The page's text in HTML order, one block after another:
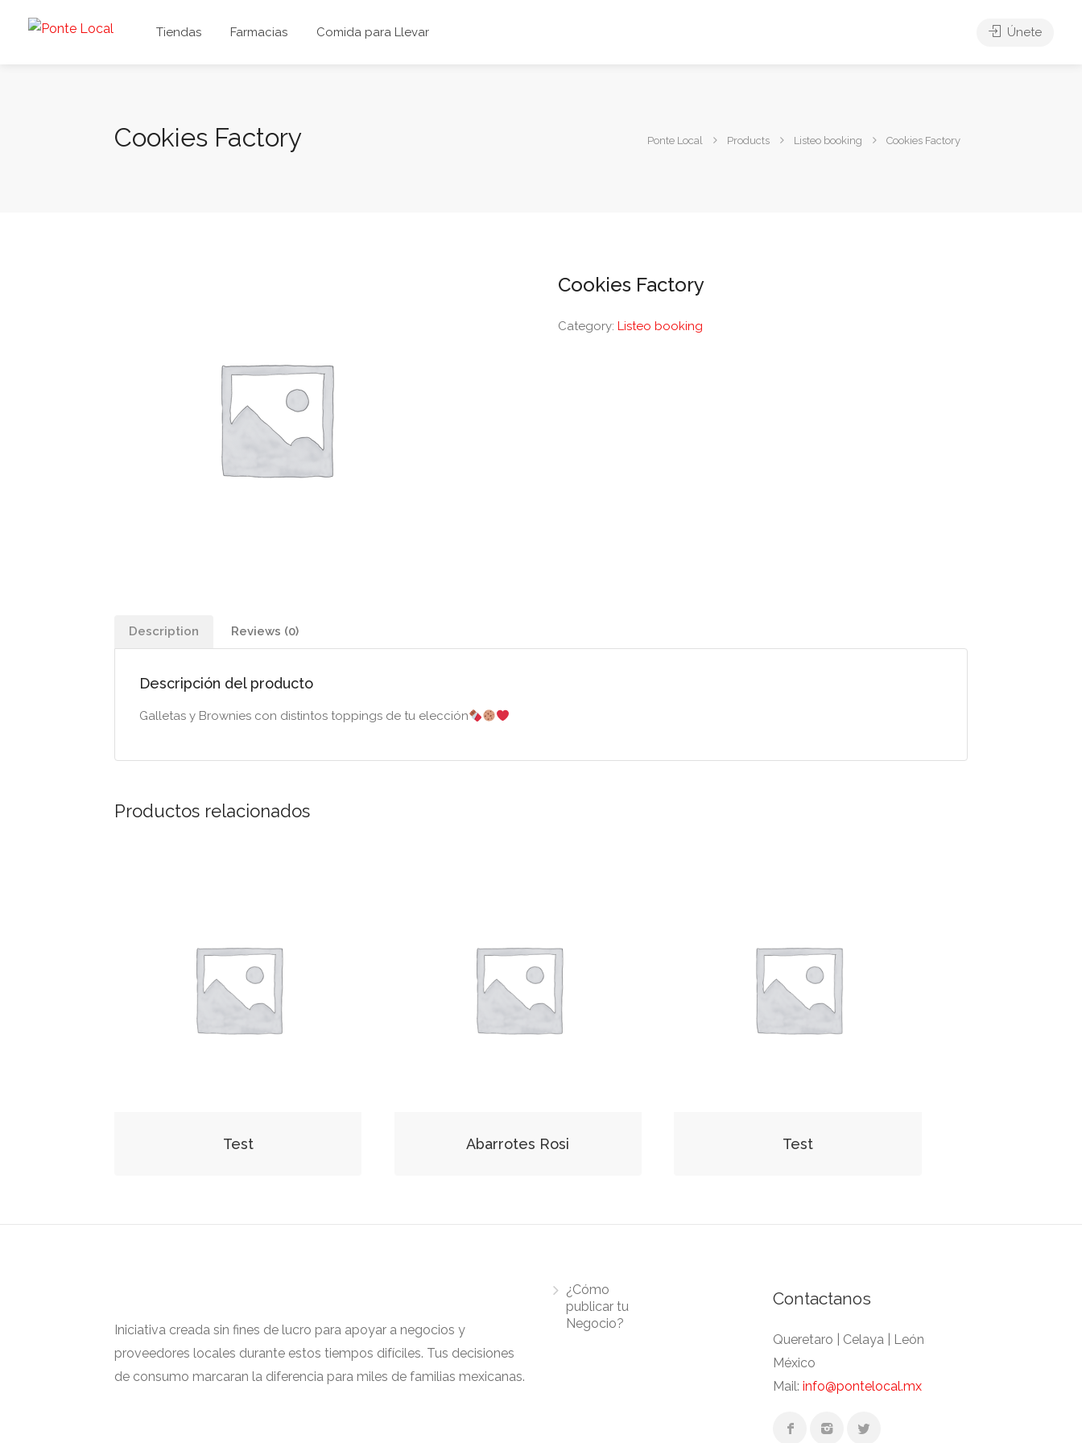
Tiendas Farmacias Comida para Llevar Únete
Cookies Factory Ponte Local Products Listeo booking Cookies Factory
Cookies Factory
Category:Listeo booking
Description Reviews (0)
Descripción del producto
Galletas y Brownies con distintos toppings de tu elección
Productos relacionados
Test Abarrotes Rosi Test
Iniciativa creada sin fines de lucro para apoyar a negocios y
proveedores locales durante estos tiempos difíciles. Tus decisiones
de consumo marcaran la diferencia para miles de familias mexicanas.
¿Cómo
publicar tu
Negocio?
Contactanos
Queretaro | Celaya | León
México
Mail: info@pontelocal.mx